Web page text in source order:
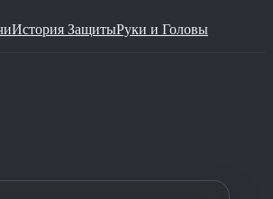
История ЗащитыРуки и Головы